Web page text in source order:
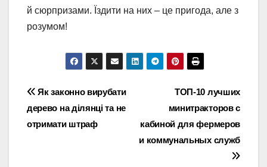
й сюрпризами. Їздити на них – це пригода, але з
розумом!
Навігація
записів
ТОП-10 лучших
минитракторов с
кабиной для фермеров
и коммунальных служб
Як законно вирубати
дерево на ділянці та не
отримати штраф